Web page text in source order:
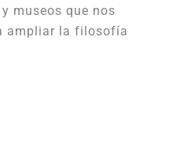
museos que nos
ampliar la filosofía